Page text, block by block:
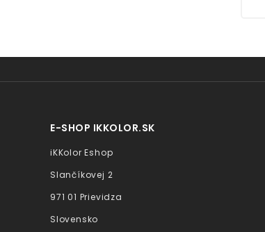
E-SHOP IKKOLOR.SK
iKKolor Eshop
Slančíkovej 2
971 01 Prievidza
Slovensko